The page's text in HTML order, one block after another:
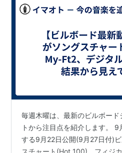
毎週木曜は、最新のビルボー
トから注目点を紹介します。
する9月22日公開(9月27日付)